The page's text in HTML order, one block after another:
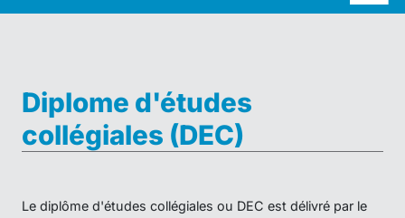
Diplome d'études
collégiales (DEC)
Le diplôme d'études collégiales ou DEC est délivré par le